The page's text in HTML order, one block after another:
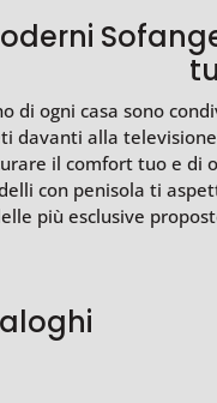
di ogni casa sono
davanti alla
il comfort tuo e
con penisola ti
più esclusive